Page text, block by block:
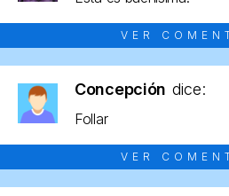
VER
Concepción dice:
Follar
VER